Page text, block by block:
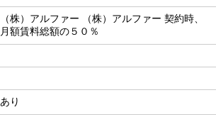
（株）アルファー （株）アルファー 契約時、
月額賃料総額の５０％
あり